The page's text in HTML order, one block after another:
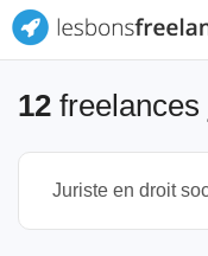
12 freelances